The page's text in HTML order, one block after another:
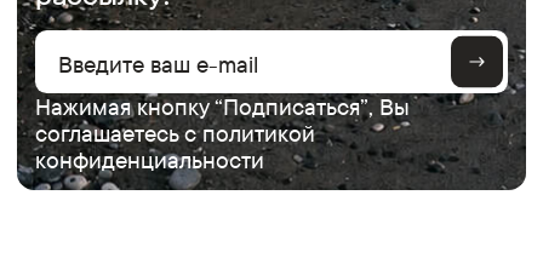
Нажимая кнопку “Подписаться”, Вы
соглашаетесь сполитикой
конфиденциальности